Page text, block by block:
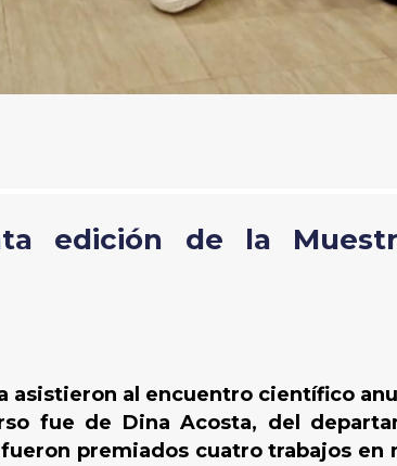
edición de la
asistieron al encuentro científico
fue de Dina Acosta, del
premiados cuatro trabajos en